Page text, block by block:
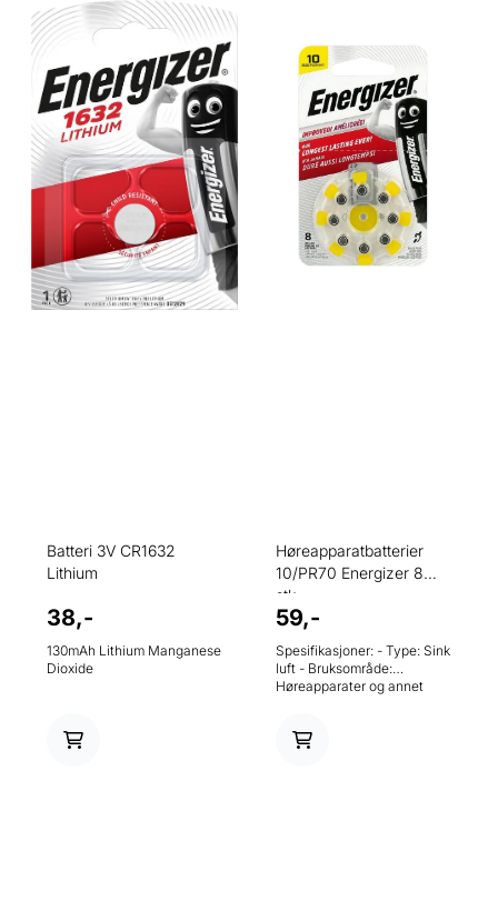
Batteri 3V CR1632
Lithium
38,-
130mAh Lithium Manganese
Høreapparatbatterier
10/PR70 Energizer 8
stk.
59,-
Spesifikasjoner: - Type: Sink
luft - Bruksområde:
Høreapparater og annet
/ PR70 - Andre betegnelser: